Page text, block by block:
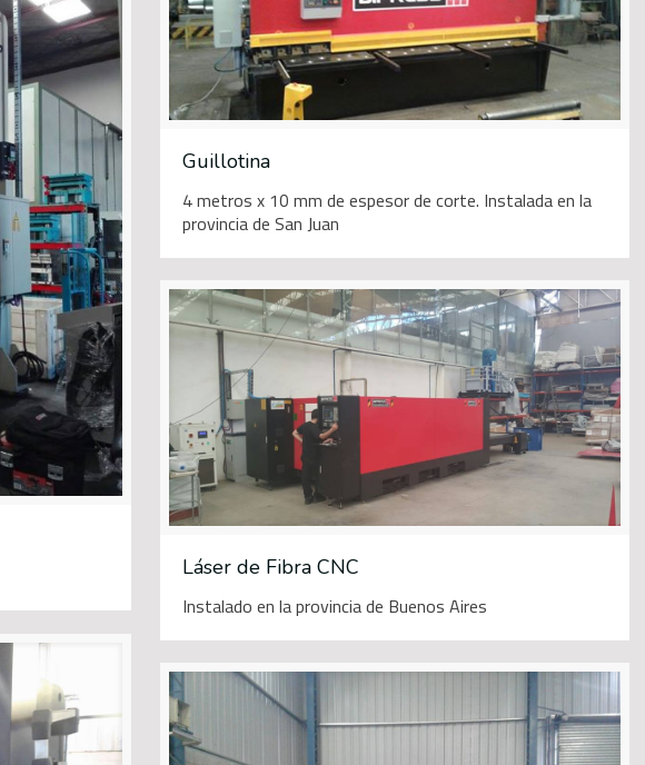
Guillotina
4 metros x 10 mm de espesor de corte. Instalada en la
provincia de San Juan
Láser de Fibra CNC
Instalado en la provincia de Buenos Aires